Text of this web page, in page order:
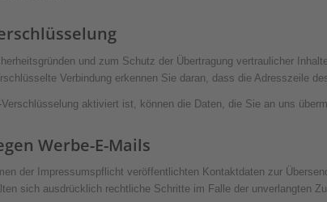
und zum Schutz der Übertragung vertraulicher
Verbindung erkennen Sie daran, dass die Adresszeile
aktiviert ist, können die Daten, die Sie an uns
Werbe-E-Mails
der Impressumspflicht veröffentlichten Kontaktdaten zur
sich ausdrücklich rechtliche Schritte im Falle der unverlangten